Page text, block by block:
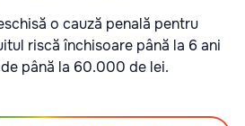
o cauză penală pentru
riscă închisoare până la 6 ani
până la 60.000 de lei.